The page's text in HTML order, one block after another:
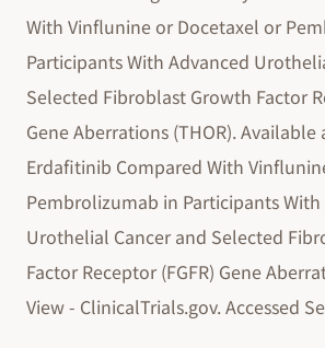
With Vinflunine or Docetaxel or
Participants With Advanced
Selected Fibroblast Growth Factor
Gene Aberrations (THOR). Available
Erdafitinib Compared With
Pembrolizumab in Participants With
Urothelial Cancer and Selected
Factor Receptor (FGFR) Gene
View - ClinicalTrials.gov. Accessed